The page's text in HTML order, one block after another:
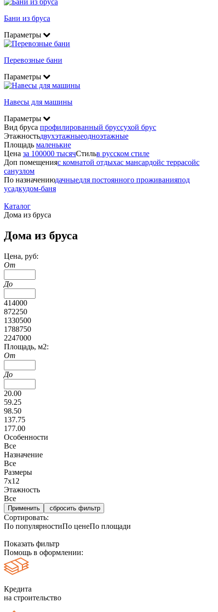
Бани из бруса
Параметры
Перевозные бани
Параметры
Навесы для машины
Параметры
Вид бруса профилированный бруссухой брус
Этажностьдвухэтажныеодноэтажные
Площадь маленькие
Цена за 100000 тысячСтильв русском стиле
Доп помещенияс комнатой отдыхас мансардойс террасойс
санузлом
По назначениюдачныедля постоянного проживанияпод
усадкудом-баня
Каталог
Дома из бруса
Дома из бруса
Цена, руб:
От
До
414000
872250
1330500
1788750
2247000
Площадь, м2:
От
До
20.00
59.25
98.50
137.75
177.00
Особенности
Все
Назначение
Все
Размеры
7х12
Этажность
Все
сбросить фильтр
Сортировать:
По популярностиПо ценеПо площади
Показать фильтр
Помощь в оформлении:
Кредита
на строительство